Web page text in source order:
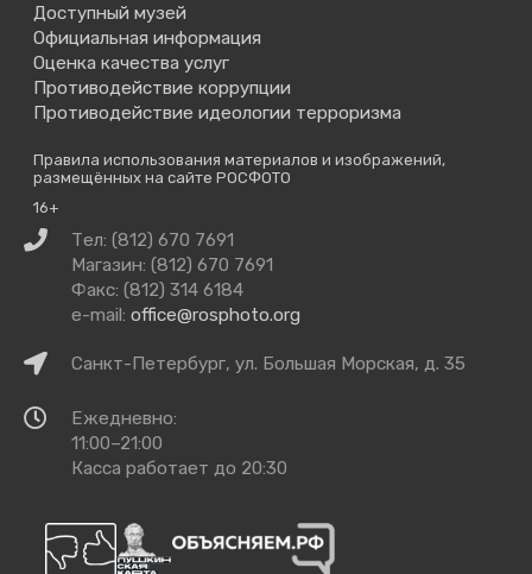
Доступный музей
Официальная информация
Оценка качества услуг
Противодействие коррупции
Противодействие идеологии терроризма
Правила использования материалов и изображений,
размещённых на сайте РОСФОТО
16+
Связаться
нами
Тел: (812) 670 7691
Магазин: (812) 670 7691
Факс: (812) 314 6184
e-mail: office@rosphoto.org
КакСанкт-Петербург, ул. Большая Морская, д. 35
Время
работы
Ежедневно:
11:00–21:00
Касса работает до 20:30